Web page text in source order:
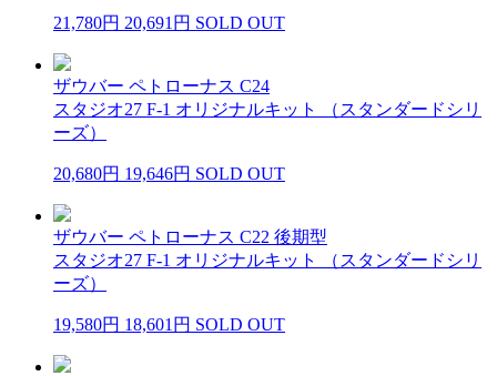
21,780円 20,691円 SOLD OUT
ザウバー ペトローナス C24
スタジオ27 F-1 オリジナルキット （スタンダードシリ
ーズ）
20,680円 19,646円 SOLD OUT
ザウバー ペトローナス C22 後期型
スタジオ27 F-1 オリジナルキット （スタンダードシリ
ーズ）
19,580円 18,601円 SOLD OUT